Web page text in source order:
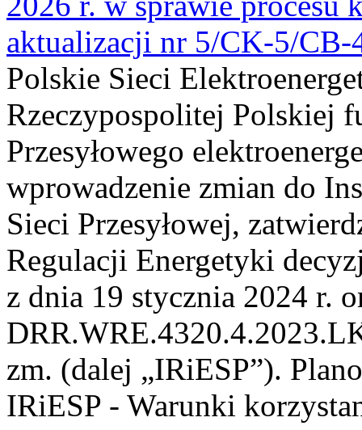
aktualizacji nr 5/CK-5/CB-
Polskie Sieci
Rzeczypospolitej Polskiej
Przesyłowego
wprowadzenie zmian do
Sieci Przesyłowej,
Regulacji Energetyki
z dnia 19 stycznia 2024 r.
zm. (dalej „IRiESP”).
IRiESP - Warunki